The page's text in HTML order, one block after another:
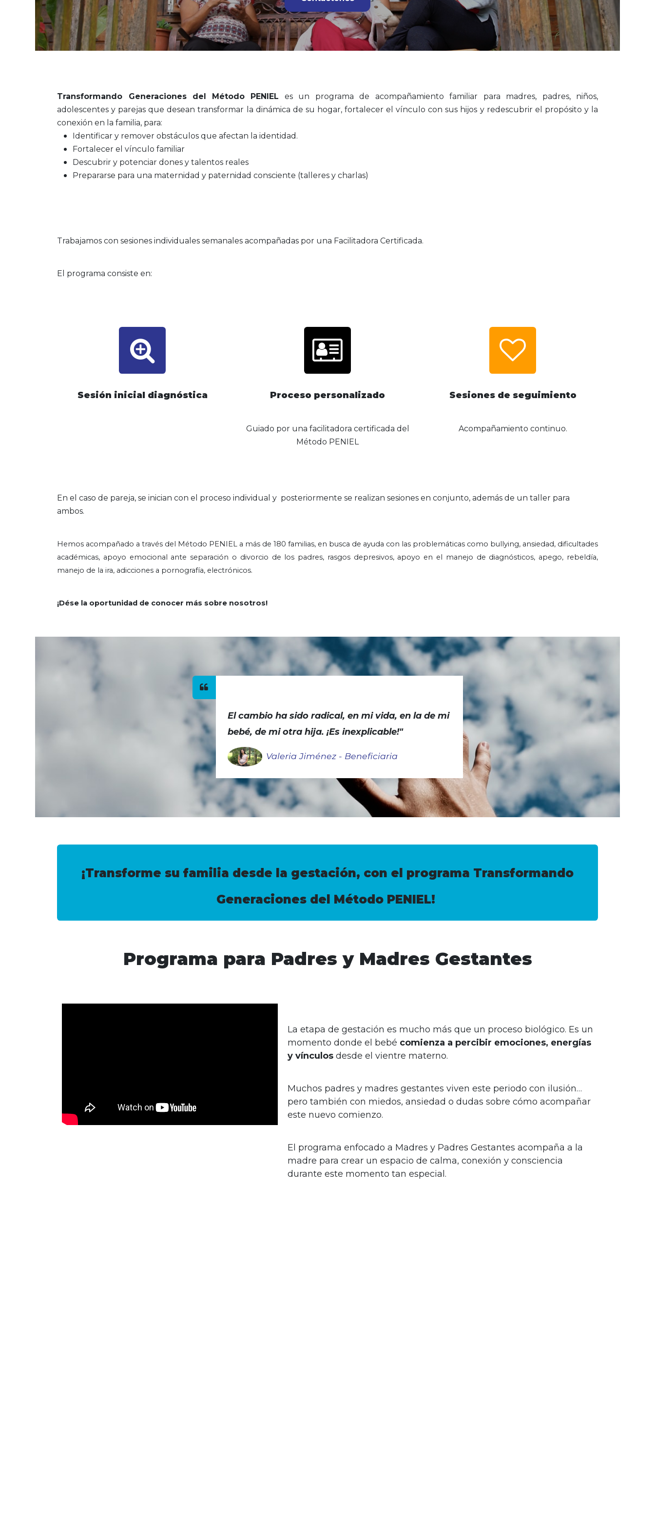
Transformando Generaciones del Método PENIEL es un programa de acompañamiento familiar para madres, padres, niños,
adolescentes y parejas que desean transformar la dinámica de su hogar, fortalecer el vínculo con sus hijos y redescubrir el propósito y la
conexión en la familia, para:
Identificar y remover obstáculos que afectan la identidad.
Fortalecer el vínculo familiar
Descubrir y potenciar dones y talentos reales
Prepararse para una maternidad y paternidad consciente (talleres y charlas)
Trabajamos con sesiones individuales semanales acompañadas por una Facilitadora Certificada.
El programa consiste en:
Sesión inicial diagnóstica Proceso personalizado
Guiado por una facilitadora certificada del
Método PENIEL
Sesiones de seguimiento
Acompañamiento continuo.
En el caso de pareja, se inician con el proceso individual y posteriormente se realizan sesiones en conjunto, además de un taller para
ambos.
Hemos acompañado a través del Método PENIEL a más de 180 familias, en busca de ayuda con las problemáticas como bullying, ansiedad, dificultades
académicas, apoyo emocional ante separación o divorcio de los padres, rasgos depresivos, apoyo en el manejo de diagnósticos, apego, rebeldía,
manejo de la ira, adicciones a pornografía, electrónicos.
¡Dése la oportunidad de conocer más sobre nosotros!
El cambio ha sido radical, en mi vida, en la de mi
bebé, de mi otra hija. ¡Es inexplicable!"
Valeria Jiménez - Beneficiaria
¡Transforme su familia desde la gestación, con el programa Transformando
Generaciones del Método PENIEL!
Programa para Padres y Madres Gestantes
La etapa de gestación es mucho más que un proceso biológico. Es un
momento donde el bebé comienza a percibir emociones, energías
y vínculosdesde el vientre materno.
Muchos padres y madres gestantes viven este periodo con ilusión…
pero también con miedos, ansiedad o dudas sobre cómo acompañar
este nuevo comienzo.
El programa enfocado a Madres y Padres Gestantes acompaña a la
madre para crear un espacio de calma, conexión y consciencia
durante este momento tan especial.